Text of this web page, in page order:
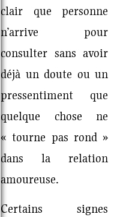
clair que personne
n’arrive pour
consulter sans avoir
déjà un doute ou un
pressentiment que
quelque chose ne
« tourne pas rond »
dans la relation
amoureuse.
Certains signes